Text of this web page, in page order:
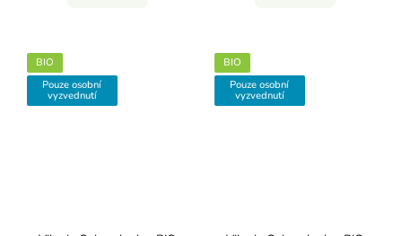
BIO
Pouze osobní
vyzvednutí
BIO
Pouze osobní
vyzvednutí